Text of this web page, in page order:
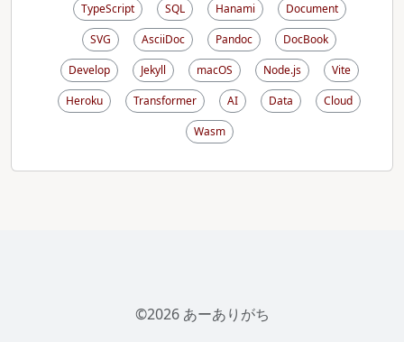
TypeScript
SQL Hanami
Document
SVG
AsciiDoc Pandoc
DocBook
Develop
Jekyll macOS Node.js
Vite
Heroku
Transformer AI Data
Cloud
Wasm
©2026 あーありがち